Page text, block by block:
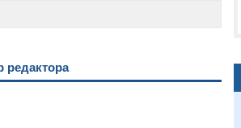
редактора